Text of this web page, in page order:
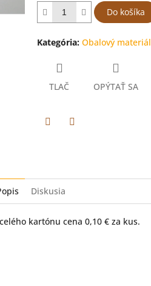
Do košíka
Kategória: Obalový materiál
TLAČ OPÝTAŤ SA
Diskusia
kartónu cena 0,10 € za kus.